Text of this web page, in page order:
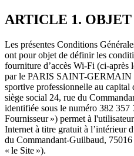
ARTICLE 1. OBJET
Les présentes Conditions
ont pour objet de définir les
fourniture d’accès Wi-Fi (ci-après
par le PARIS SAINT-GERMAIN
sportive professionnelle au capital
siège social 24, rue du
identifiée sous le numéro 382 357
Fournisseur ») permet à
Internet à titre gratuit à l’intérieur
du Commandant-Guilbaud,
« le Site »).